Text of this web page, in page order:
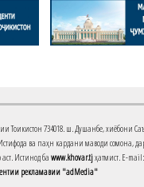
734018. ш. Душанбе, хиёбони
ва паҳн кардани маводи сомона,
Истинод баwww.khovar.tjҳатмист. E-mail:
рекламавии "adMedia"